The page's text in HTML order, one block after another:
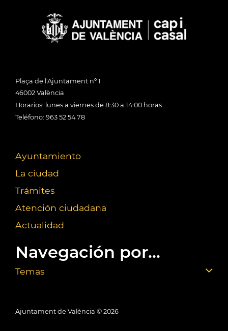
Plaça de l'Ajuntament nº 1
46002 València
Horarios: lunes a viernes de 8:30 a 14:00 horas
Teléfono: 963 52 54 78
Ayuntamiento
La ciudad
Trámites
Atención ciudadana
Actualidad
Navegación por...
Temas
Ajuntament de València © 2026